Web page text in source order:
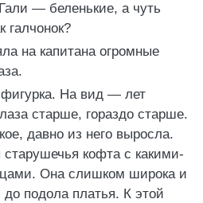
— беленькие, а чуть
галчонок?
на капитана огромные
На вид — лет
старше, гораздо старше.
давно из него выросла.
старушечья кофта с какими-
Она слишком широка и
подола платья. К этой